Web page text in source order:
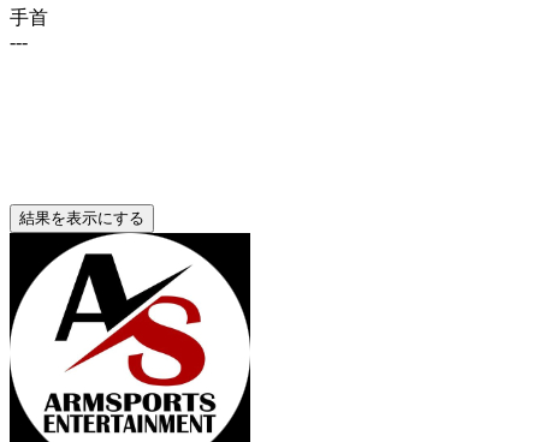
手首
---
結果を表示にする